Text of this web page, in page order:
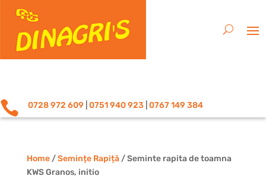
 0728 972 609 0751 940 923 0767 149 384
Home/Semințe Rapiță/ Seminte rapita de toamna
KWS Granos, initio